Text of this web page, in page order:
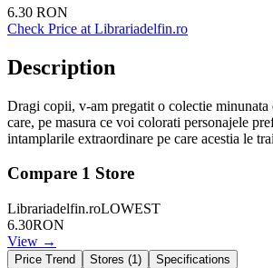
6.30 RON
Check Price at Librariadelfin.ro
Description
Dragi copii, v-am pregatit o colectie minunata
care, pe masura ce voi colorati personajele
intamplarile extraordinare pe care acestia le
Compare 1 Store
Librariadelfin.roLOWEST
6.30RON
View →
Price Trend Stores (1) Specifications